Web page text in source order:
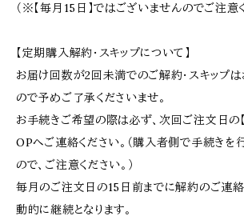
（※【毎月15日】ではございませんのでご注意
【定期購入解約・スキップについて】
お届け回数が2回未満でのご解約・スキップ
ので予めご了承くださいませ。
お手続きご希望の際は必ず、次回ご注文日の
OPへご連絡ください。（購入者側で手続きを
ので、ご注意ください。）
毎月のご注文日の15日前までに解約のご連
動的に継続となります。